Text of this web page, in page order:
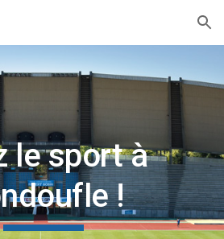
Skip to navigation
le sport à
!